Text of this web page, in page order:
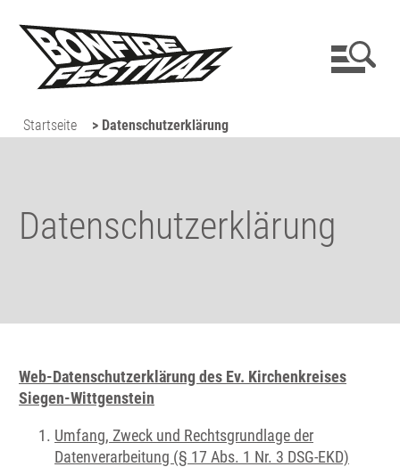
Startseite > Datenschutzerklärung
Datenschutzerklärung
Web-Datenschutzerklärung des Ev. Kirchenkreises
Siegen-Wittgenstein
Umfang, Zweck und Rechtsgrundlage der
Datenverarbeitung (§ 17 Abs. 1 Nr. 3 DSG-EKD)